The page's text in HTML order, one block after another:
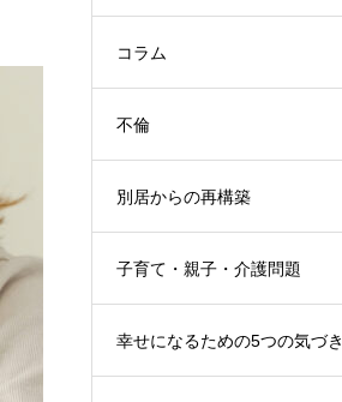
コラム
不倫
別居からの再構築
子育て・親子・介護問題
幸せになるための5つの気づき